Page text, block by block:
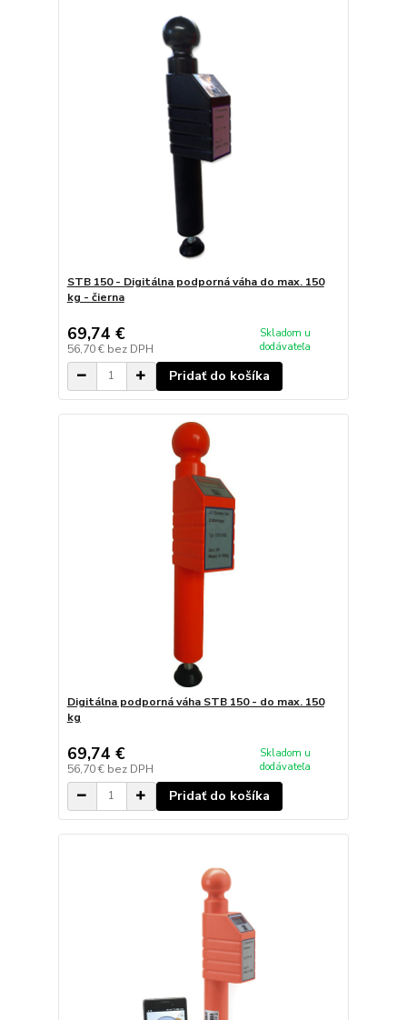
STB 150 - Digitálna podporná váha do max. 150
kg - čierna
69,74 €
56,70 € bez DPH
Skladom u
dodávateľa
Pridať do košíka
Digitálna podporná váha STB 150 - do max. 150
kg
69,74 €
56,70 € bez DPH
Skladom u
dodávateľa
Pridať do košíka